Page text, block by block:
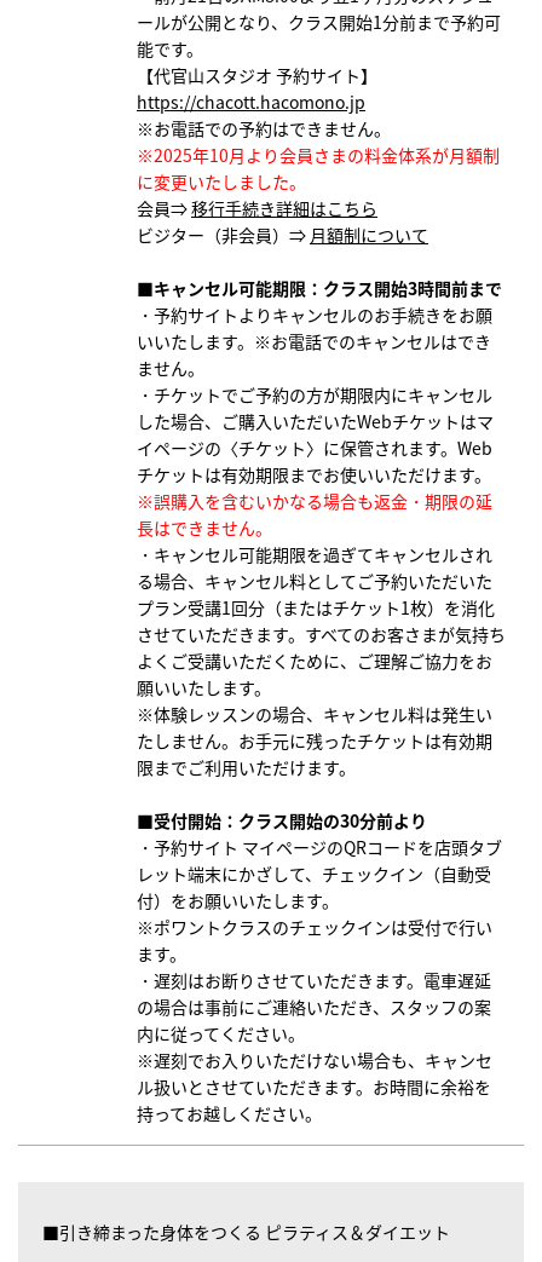
ールが公開となり、クラス開始1分前まで予約可
能です。
【代官山スタジオ 予約サイト】
https://chacott.hacomono.jp
※お電話での予約はできません。
※2025年10月より会員さまの料金体系が月額制
に変更いたしました。
会員⇒移行手続き詳細はこちら
ビジター（非会員）⇒ 月額制について
■キャンセル可能期限：クラス開始3時間前まで
・予約サイトよりキャンセルのお手続きをお願
いいたします。 ※お電話でのキャンセルはでき
ません。
・チケットでご予約の方が期限内にキャンセル
した場合、ご購入いただいたWebチケットはマ
イページの〈チケット〉に保管されます。Web
チケットは有効期限までお使いいただけます。
※誤購入を含むいかなる場合も返金・期限の延
長はできません。
・キャンセル可能期限を過ぎてキャンセルされ
る場合、 キャンセル料としてご予約いただいた
プラン受講1回分（またはチケット1枚）を消化
させていただきます。すべてのお客さまが気持ち
よくご受講いただくために、ご理解ご協力をお
願いいたします。
※体験レッスンの場合、キャンセル料は発生い
たしません。お手元に残ったチケットは有効期
限までご利用いただけます。
■受付開始：クラス開始の30分前より
・予約サイト マイページのQRコードを店頭タブ
レット端末にかざして、チェックイン（自動受
付）をお願いいたします。
※ポワントクラスのチェックインは受付で行い
ます。
・遅刻はお断りさせていただきます。電車遅延
の場合は事前にご連絡いただき、スタッフの案
内に従ってください。
※遅刻でお入りいただけない場合も、キャンセ
ル扱いとさせていただきます。お時間に余裕を
持ってお越しください。
■引き締まった身体をつくる ピラティス＆ダイエット